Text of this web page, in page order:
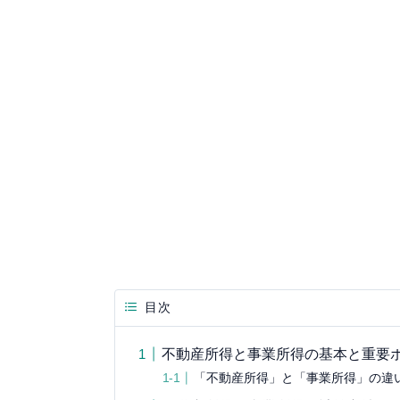
目次
不動産所得と事業所得の基本と重要
「不動産所得」と「事業所得」の違